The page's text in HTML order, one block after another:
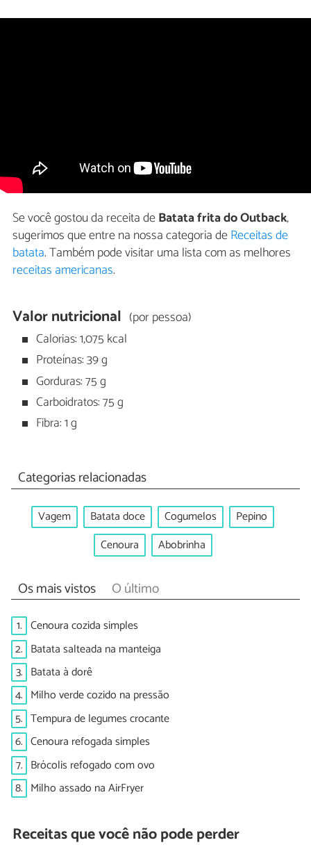
Se você gostou da receita deBatata frita do Outback,
sugerimos que entre na nossa categoria deReceitas de
batata. Também pode visitar uma lista com as melhores
receitas americanas.
Valor nutricional (por pessoa)
Calorias: 1,075 kcal
Proteínas: 39 g
Gorduras: 75 g
Carboidratos: 75 g
Fibra: 1 g
Categorias relacionadas
Vagem Batata doce Cogumelos
Pepino
Cenoura
Abobrinha
Os mais vistos O último
1. Cenoura cozida simples
2. Batata salteada na manteiga
3. Batata à dorê
4. Milho verde cozido na pressão
5. Tempura de legumes crocante
6. Cenoura refogada simples
7. Brócolis refogado com ovo
8. Milho assado na AirFryer
Receitas que você não pode perder